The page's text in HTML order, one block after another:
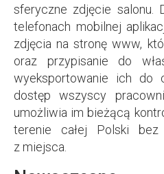
sferyczne zdjęcie salonu.
telefonach mobilnej
zdjęcia na stronę www,
oraz przypisanie do
wyeksportowanie ich do
dostęp wszyscy
umożliwia im bieżącą
terenie całej Polski
z miejsca.